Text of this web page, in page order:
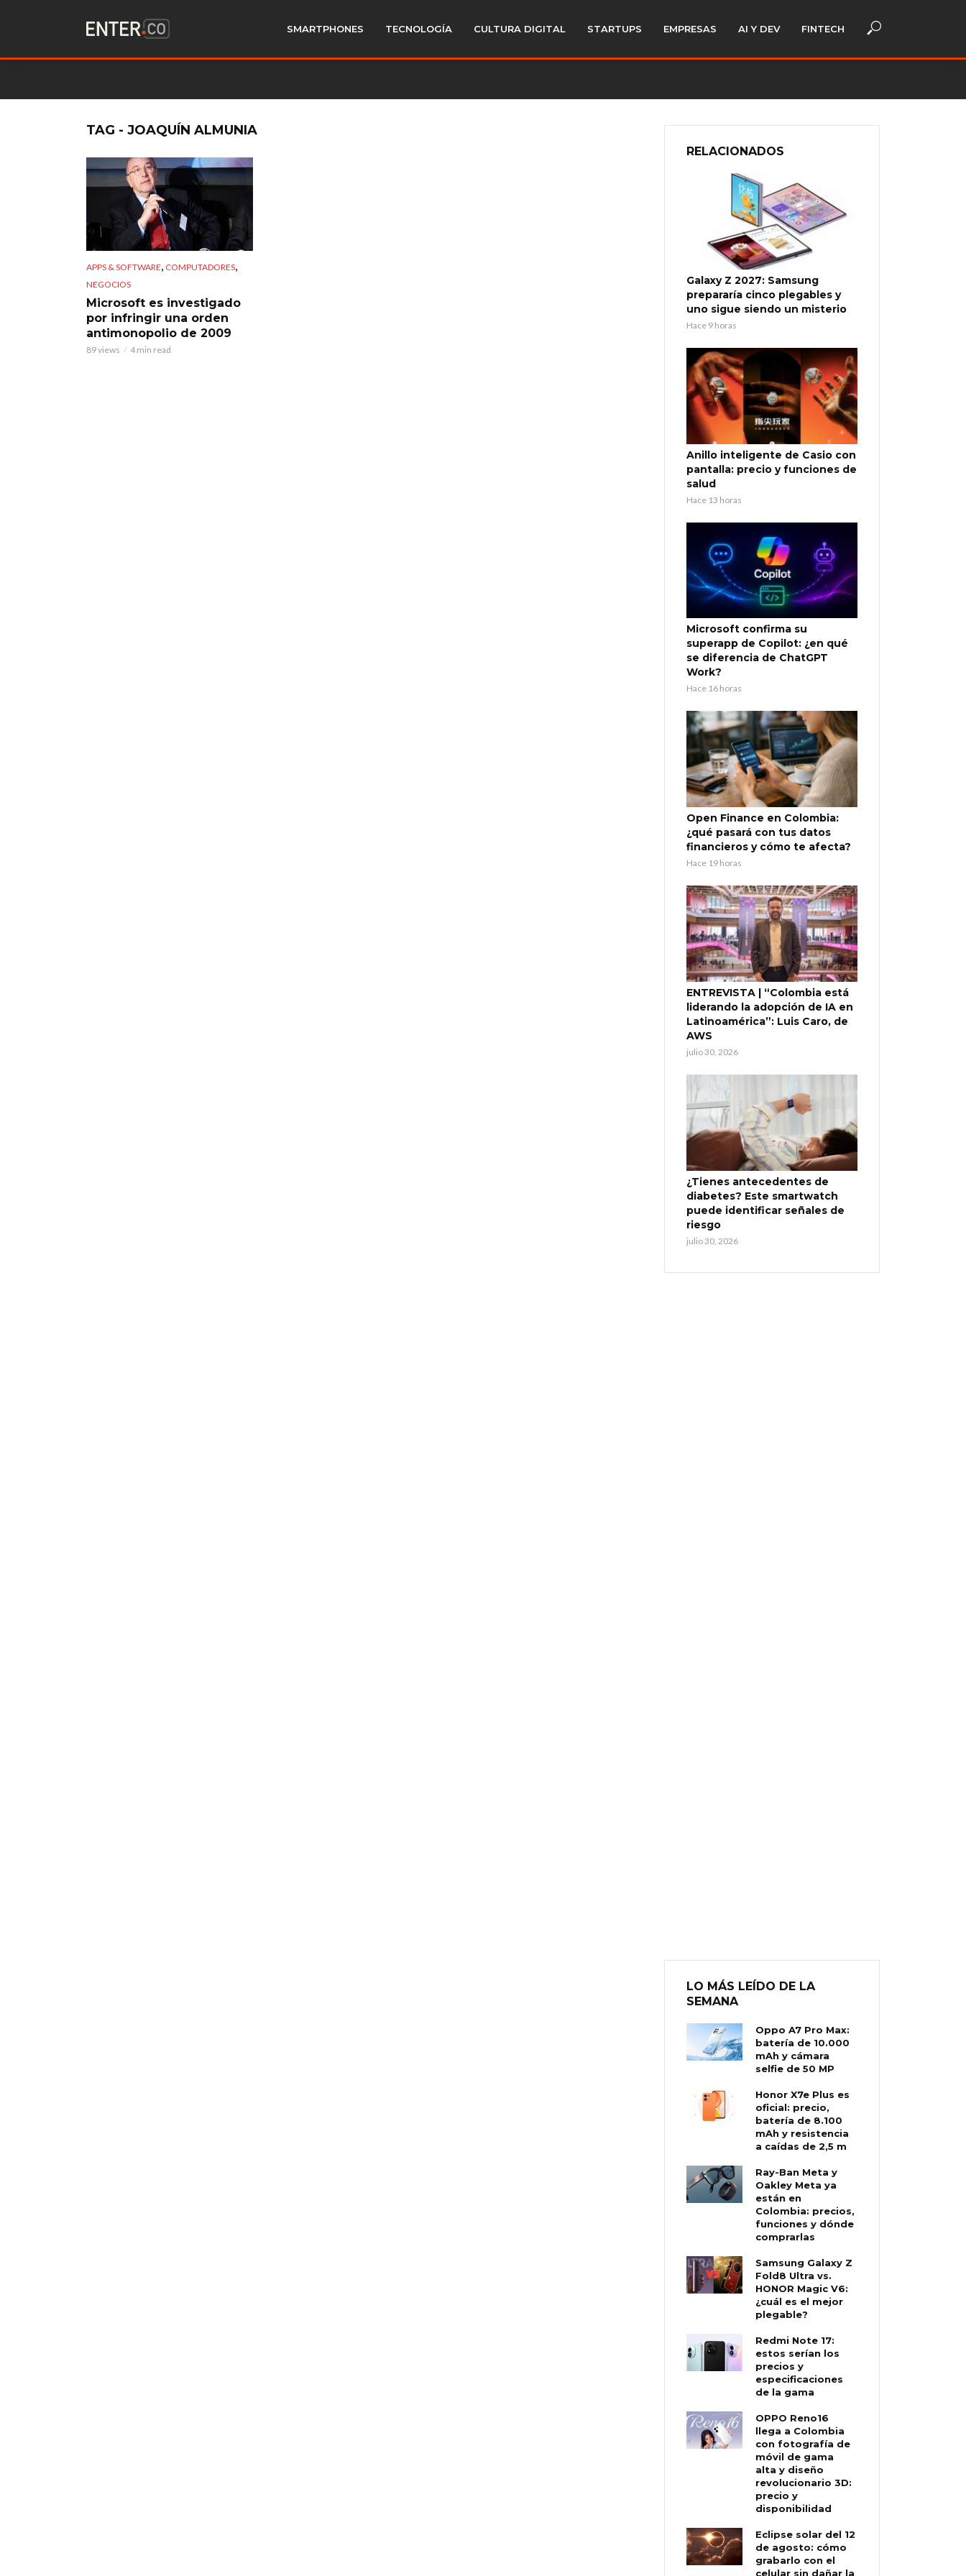
SMARTPHONES TECNOLOGÍA CULTURA DIGITAL STARTUPS EMPRESAS AI Y DEV FINTECH
TAG - JOAQUÍN ALMUNIA
APPS & SOFTWARE, COMPUTADORES,
NEGOCIOS
Microsoft es investigado
por infringir una orden
antimonopolio de 2009
89 views 4 min read
RELACIONADOS
Galaxy Z 2027: Samsung
prepararía cinco plegables y
uno sigue siendo un misterio
Hace 9 horas
Anillo inteligente de Casio con
pantalla: precio y funciones de
salud
Hace 13 horas
Microsoft confirma su
superapp de Copilot: ¿en qué
se diferencia de ChatGPT
Work?
Hace 16 horas
Open Finance en Colombia:
¿qué pasará con tus datos
financieros y cómo te afecta?
Hace 19 horas
ENTREVISTA | “Colombia está
liderando la adopción de IA en
Latinoamérica”: Luis Caro, de
AWS
julio 30, 2026
¿Tienes antecedentes de
diabetes? Este smartwatch
puede identificar señales de
riesgo
julio 30, 2026
LO MÁS LEÍDO DE LA
SEMANA
Oppo A7 Pro Max:
batería de 10.000
mAh y cámara
selfie de 50 MP
Honor X7e Plus es
oficial: precio,
batería de 8.100
mAh y resistencia
a caídas de 2,5 m
Ray-Ban Meta y
Oakley Meta ya
están en
Colombia: precios,
funciones y dónde
comprarlas
Samsung Galaxy Z
Fold8 Ultra vs.
HONOR Magic V6:
¿cuál es el mejor
plegable?
Redmi Note 17:
estos serían los
precios y
especificaciones
de la gama
OPPO Reno16
llega a Colombia
con fotografía de
móvil de gama
alta y diseño
revolucionario 3D:
precio y
disponibilidad
Eclipse solar del 12
de agosto: cómo
grabarlo con el
celular sin dañar la